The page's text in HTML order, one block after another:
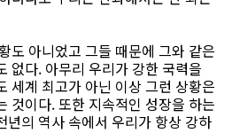
도 아니었고 그들 때문에 그와 같은
없다. 아무리 우리가 강한 국력을
세계 최고가 아닌 이상 그런 상황은
것이다. 또한 지속적인 성장을 하는
년의 역사 속에서 우리가 항상 강하